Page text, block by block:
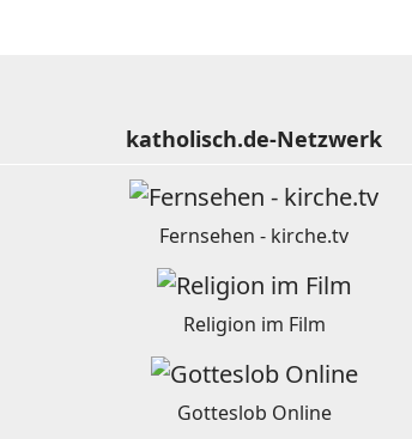
katholisch.de-Netzwerk
Fernsehen - kirche.tv
Religion im Film
Gotteslob Online